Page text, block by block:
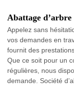
Abattage
Appelez sans
vos demandes en
fournit des
Que ce soit pour un
régulières, nous
demande. Société